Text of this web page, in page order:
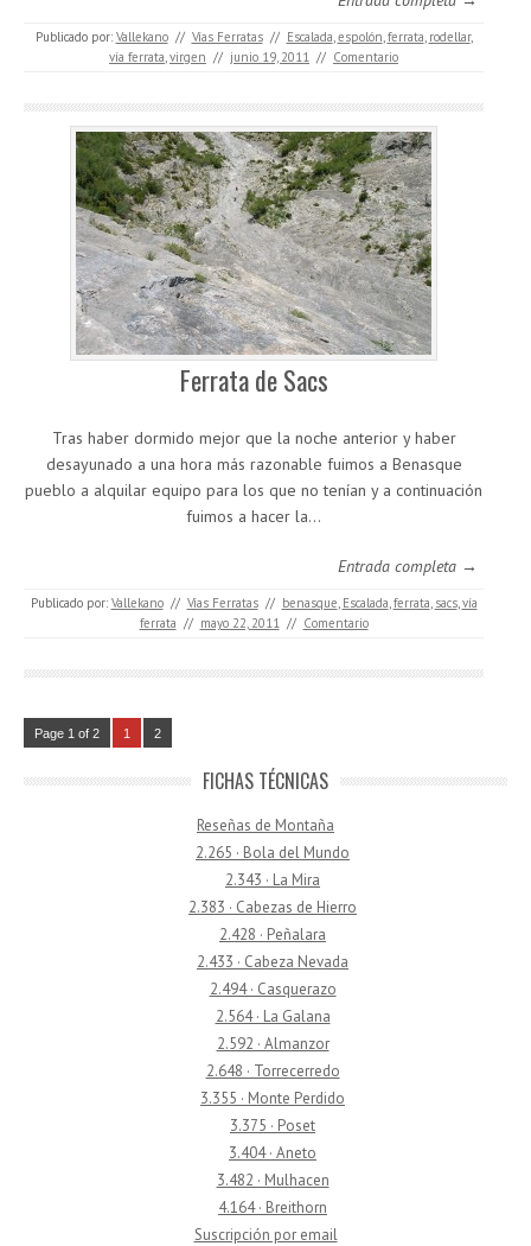
Publicado por: Vallekano // Vías Ferratas // Escalada espolón ferrata rodellar,
vía ferrata virgen // junio 19, 2011 // Comentario
Ferrata de Sacs
Tras haber dormido mejor que la noche anterior y haber
desayunado a una hora más razonable fuimos a Benasque
pueblo a alquilar equipo para los que no tenían y a continuación
fuimos a hacer la…
Entrada completa →
Publicado por: Vallekano // Vías Ferratas // benasque Escalada ferrata sacs, vía
ferrata // mayo 22, 2011 // Comentario
Page 1 of 2 1 2
FICHAS TÉCNICAS
Reseñas de Montaña
2.265 · Bola del Mundo
2.343 · La Mira
2.383 · Cabezas de Hierro
2.428 · Peñalara
2.433 · Cabeza Nevada
2.494 · Casquerazo
2.564 · La Galana
2.592 · Almanzor
2.648 · Torrecerredo
3.355 · Monte Perdido
3.375 · Poset
3.404 · Aneto
3.482 · Mulhacen
4.164 · Breithorn
Suscripción por email